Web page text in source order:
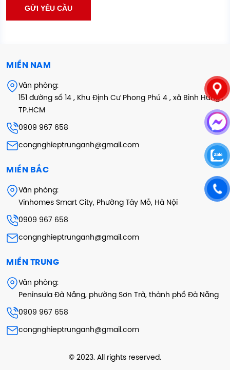
MIỀN NAM
Văn phòng:
151 đường số 14 , Khu Định Cư Phong Phú 4 , xã Bình Hưng ,
TP.HCM
0909 967 658
congnghieptrunganh@gmail.com
MIỀN BẮC
Văn phòng:
Vinhomes Smart City, Phường Tây Mỗ, Hà Nội
0909 967 658
congnghieptrunganh@gmail.com
MIỀN TRUNG
Văn phòng:
Peninsula Đà Nẵng, phường Sơn Trà, thành phố Đà Nẵng
0909 967 658
congnghieptrunganh@gmail.com
© 2023. All rights reserved.